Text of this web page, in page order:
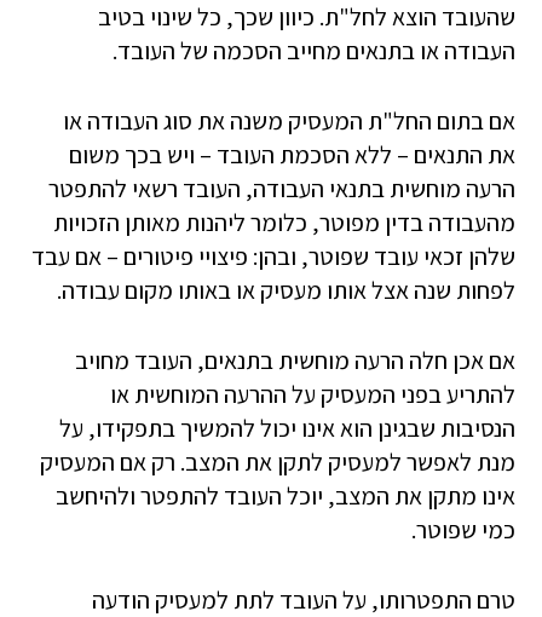
שהעובד הוצא לחל"ת. כיוון שכך, כל שינוי בטיב
העבודה או בתנאים מחייב הסכמה של העובד.
אם בתום החל"ת המעסיק משנה את סוג העבודה או
את התנאים – ללא הסכמת העובד – ויש בכך משום
הרעה מוחשית בתנאי העבודה, העובד רשאי להתפטר
מהעבודה בדין מפוטר, כלומר ליהנות מאותן הזכויות
שלהן זכאי עובד שפוטר, ובהן: פיצויי פיטורים – אם עבד
לפחות שנה אצל אותו מעסיק או באותו מקום עבודה.
אם אכן חלה הרעה מוחשית בתנאים, העובד מחויב
להתריע בפני המעסיק על ההרעה המוחשית או
הנסיבות שבגינן הוא אינו יכול להמשיך בתפקידו, על
מנת לאפשר למעסיק לתקן את המצב. רק אם המעסיק
אינו מתקן את המצב, יוכל העובד להתפטר ולהיחשב
כמי שפוטר.
טרם התפטרותו, על העובד לתת למעסיק הודעה